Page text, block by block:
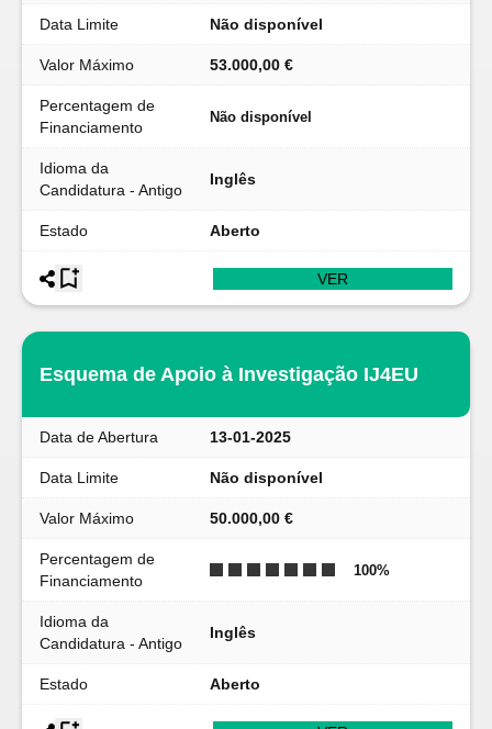
Data Limite Não disponível
Valor Máximo 53.000,00 €
Percentagem de
Financiamento
Não disponível
Idioma da
Candidatura - Antigo
Inglês
Estado Aberto
VER
Esquema de Apoio à Investigação IJ4EU
Data de Abertura 13-01-2025
Data Limite Não disponível
Valor Máximo 50.000,00 €
Percentagem de
Financiamento
100%
Idioma da
Candidatura - Antigo
Inglês
Estado Aberto